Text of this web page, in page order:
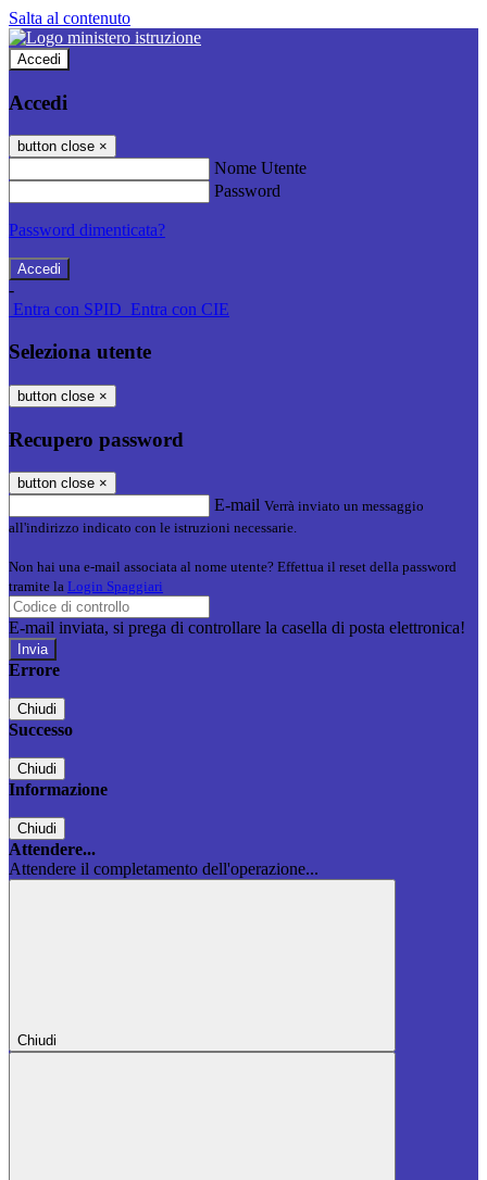
Salta al contenuto
Accedi
Accedi
button close ×
Nome Utente
Password
Password dimenticata?
-
Entra con SPID Entra con CIE
Seleziona utente
button close ×
Recupero password
button close ×
E-mail Verrà inviato un messaggio
all'indirizzo indicato con le istruzioni necessarie.
Non hai una e-mail associata al nome utente? Effettua il reset della password
tramite la Login Spaggiari
E-mail inviata, si prega di controllare la casella di posta elettronica!
Errore
Chiudi
Successo
Chiudi
Informazione
Chiudi
Attendere...
Attendere il completamento dell'operazione...
Chiudi